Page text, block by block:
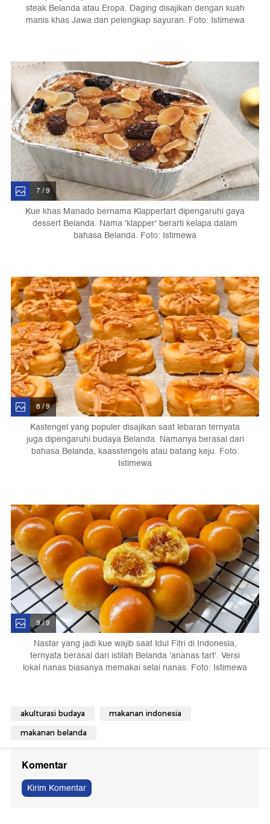
steak Belanda atau Eropa. Daging disajikan dengan kuah
manis khas Jawa dan pelengkap sayuran. Foto: Istimewa
7 / 9
Kue khas Manado bernama Klappertart dipengaruhi gaya
dessert Belanda. Nama 'klapper' berarti kelapa dalam
bahasa Belanda. Foto: Istimewa
8 / 9
Kastengel yang populer disajikan saat lebaran ternyata
juga dipengaruhi budaya Belanda. Namanya berasal dari
bahasa Belanda, kaasstengels atau batang keju. Foto:
Istimewa
9 / 9
Nastar yang jadi kue wajib saat Idul Fitri di Indonesia,
ternyata berasal dari istilah Belanda 'ananas tart'. Versi
lokal nanas biasanya memakai selai nanas. Foto: Istimewa
akulturasi budaya makanan indonesia
makanan belanda
Komentar
Kirim Komentar